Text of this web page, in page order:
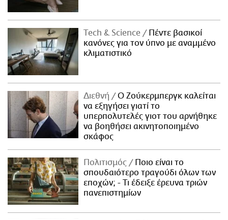
Τech & Science
Πέντε βασικοί
κανόνες για τον ύπνο με αναμμένο
κλιματιστικό
Διεθνή
Ο Ζούκερμπεργκ καλείται
να εξηγήσει γιατί το
υπερπολυτελές γιοτ του αρνήθηκε
να βοηθήσει ακινητοποιημένο
σκάφος
Πολιτισμός
Ποιο είναι το
σπουδαιότερο τραγούδι όλων των
εποχών; - Τι έδειξε έρευνα τριών
πανεπιστημίων